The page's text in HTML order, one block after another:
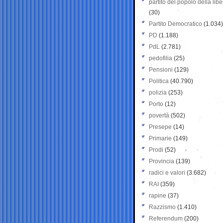
partito del popolo della
(30)
Partito Democratico (1.034)
PD (1.188)
PdL (2.781)
pedofilia (25)
Pensioni (129)
Politica (40.790)
polizia (253)
Porto (12)
povertà (502)
Presepe (14)
Primarie (149)
Prodi (52)
Provincia (139)
radici e valori (3.682)
RAI (359)
rapine (37)
Razzismo (1.410)
Referendum (200)